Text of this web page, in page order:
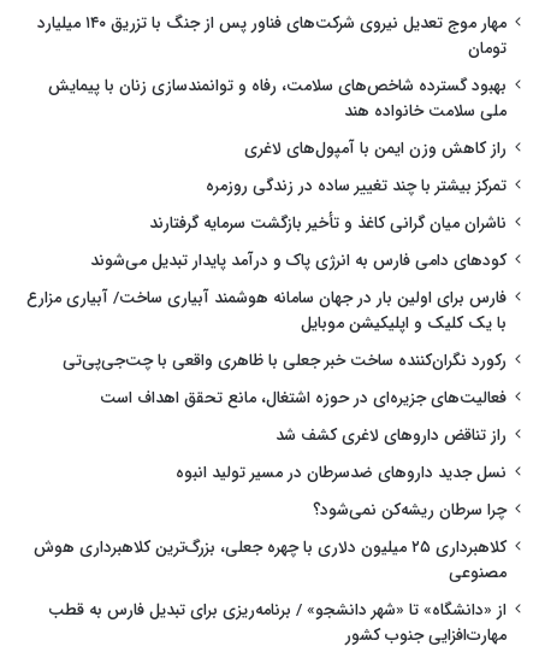
مهار موج تعدیل نیروی شرکت‌های فناور پس از جنگ با تزریق ۱۴۰ میلیارد
تومان
بهبود گسترده شاخص‌های سلامت، رفاه و توانمندسازی زنان با پیمایش
ملی سلامت خانواده هند
راز کاهش وزن ایمن با آمپول‌های لاغری
تمرکز بیشتر با چند تغییر ساده در زندگی روزمره
ناشران میان گرانی کاغذ و تأخیر بازگشت سرمایه گرفتارند
کودهای دامی فارس به انرژی پاک و درآمد پایدار تبدیل می‌شوند
فارس برای اولین بار در جهان سامانه هوشمند آبیاری ساخت/ آبیاری مزارع
با یک کلیک و اپلیکیشن موبایل
رکورد نگران‌کننده ساخت خبر جعلی با ظاهری واقعی با چت‌جی‌پی‌تی
فعالیت‌های جزیره‌ای در حوزه اشتغال، مانع تحقق اهداف است
راز تناقض داروهای لاغری کشف شد
نسل جدید داروهای ضدسرطان در مسیر تولید انبوه
چرا سرطان ریشه‌کن نمی‌شود؟
کلاهبرداری ۲۵ میلیون دلاری با چهره جعلی، بزرگ‌ترین کلاهبرداری هوش
مصنوعی
از «دانشگاه» تا «شهر دانشجو» / برنامه‌ریزی برای تبدیل فارس به قطب
مهارت‌افزایی جنوب کشور